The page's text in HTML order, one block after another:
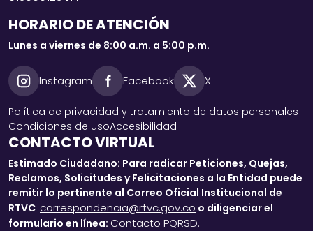
HORARIO DE ATENCIÓN
Lunes a viernes de 8:00 a.m. a 5:00 p.m.
Instagram Facebook X
Política de privacidad y tratamiento de datos personales
Condiciones de usoAccesibilidad
CONTACTO VIRTUAL
Estimado Ciudadano: Para radicar Peticiones, Quejas,
Reclamos, Solicitudes y Felicitaciones a la Entidad puede
remitir lo pertinente al Correo Oficial Institucional de
RTVC correspondencia@rtvc.gov.co o diligenciar el
formulario en línea: Contacto PQRSD.